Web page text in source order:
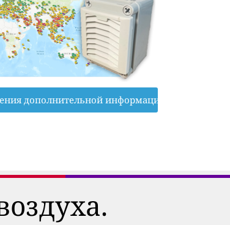
дополнительной информации